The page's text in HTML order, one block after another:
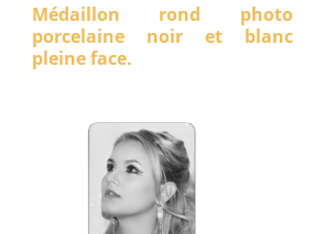
Médaillon rond photo
porcelaine noir et blanc
pleine face.